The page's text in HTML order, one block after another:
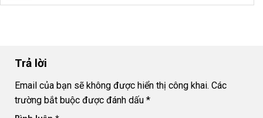
Trả lời
Email của bạn sẽ không được hiển thị công khai. Các
trường bắt buộc được đánh dấu *